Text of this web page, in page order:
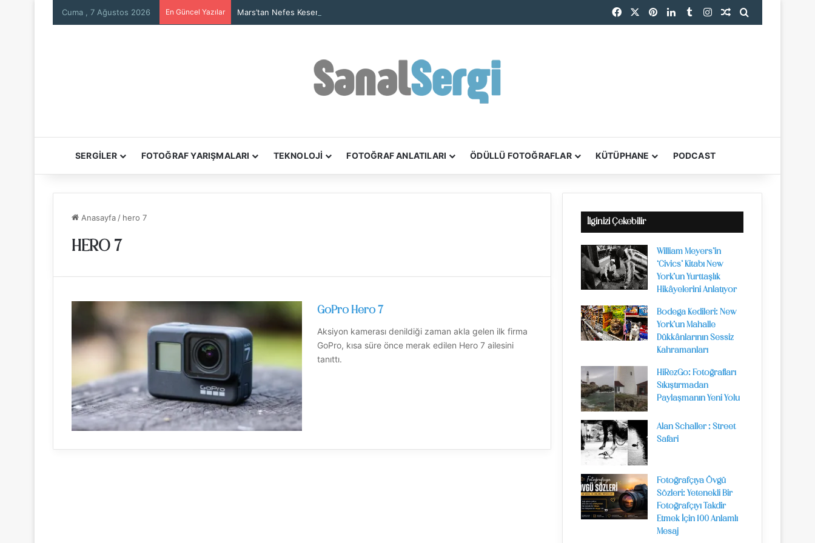
Cuma , 7 Ağustos 2026 En Güncel Yazılar Mars’tan Nefes Kesen Kare: Yalnız Kaya Oluşumu Tüm Ayrıntılarıyla Görüntülendi Facebook PinterestLinkedInTumblrInstagramRastgele Makale
SERGİLER FOTOĞRAF YARIŞMALARI TEKNOLOJİ FOTOĞRAF ANLATILARI ÖDÜLLÜ FOTOĞRAFLAR KÜTÜPHANE PODCAST
Anasayfa / hero 7
HERO 7
GoPro Hero 7
Aksiyon kamerası denildiği zaman akla gelen ilk firma
GoPro, kısa süre önce merak edilen Hero 7 ailesini
tanıttı.
İlginizi Çekebilir
William Meyers’in
‘Civics’ Kitabı New
York’un Yurttaşlık
Hikâyelerini Anlatıyor
Bodega Kedileri: New
York’un Mahalle
Dükkânlarının Sessiz
Kahramanları
HiRezGo: Fotoğrafları
Sıkıştırmadan
Paylaşmanın Yeni Yolu
Alan Schaller : Street
Safari
Fotoğrafçıya Övgü
Sözleri: Yetenekli Bir
Fotoğrafçıyı Takdir
Etmek İçin 100 Anlamlı
Mesaj